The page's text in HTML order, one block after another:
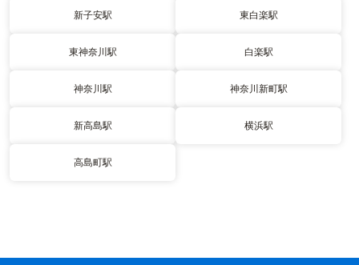
新子安駅 東白楽駅
東神奈川駅 白楽駅
神奈川駅 神奈川新町駅
新高島駅 横浜駅
高島町駅